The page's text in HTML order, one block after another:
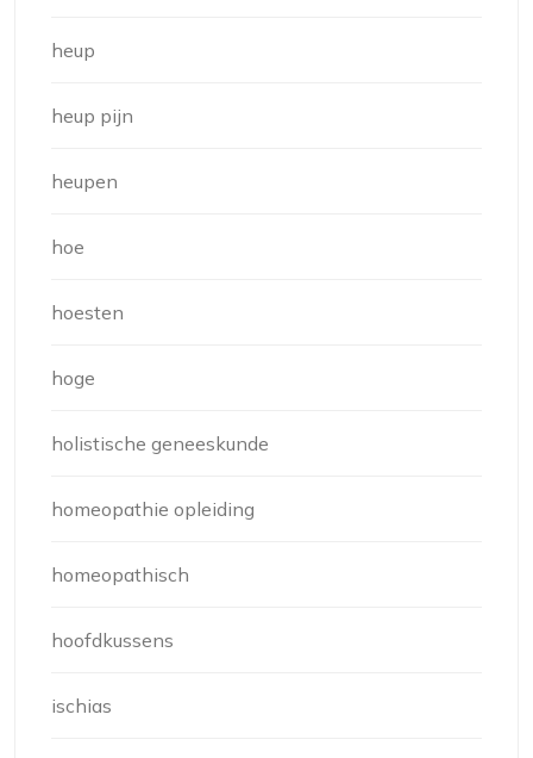
heup
heup pijn
heupen
hoe
hoesten
hoge
holistische geneeskunde
homeopathie opleiding
homeopathisch
hoofdkussens
ischias